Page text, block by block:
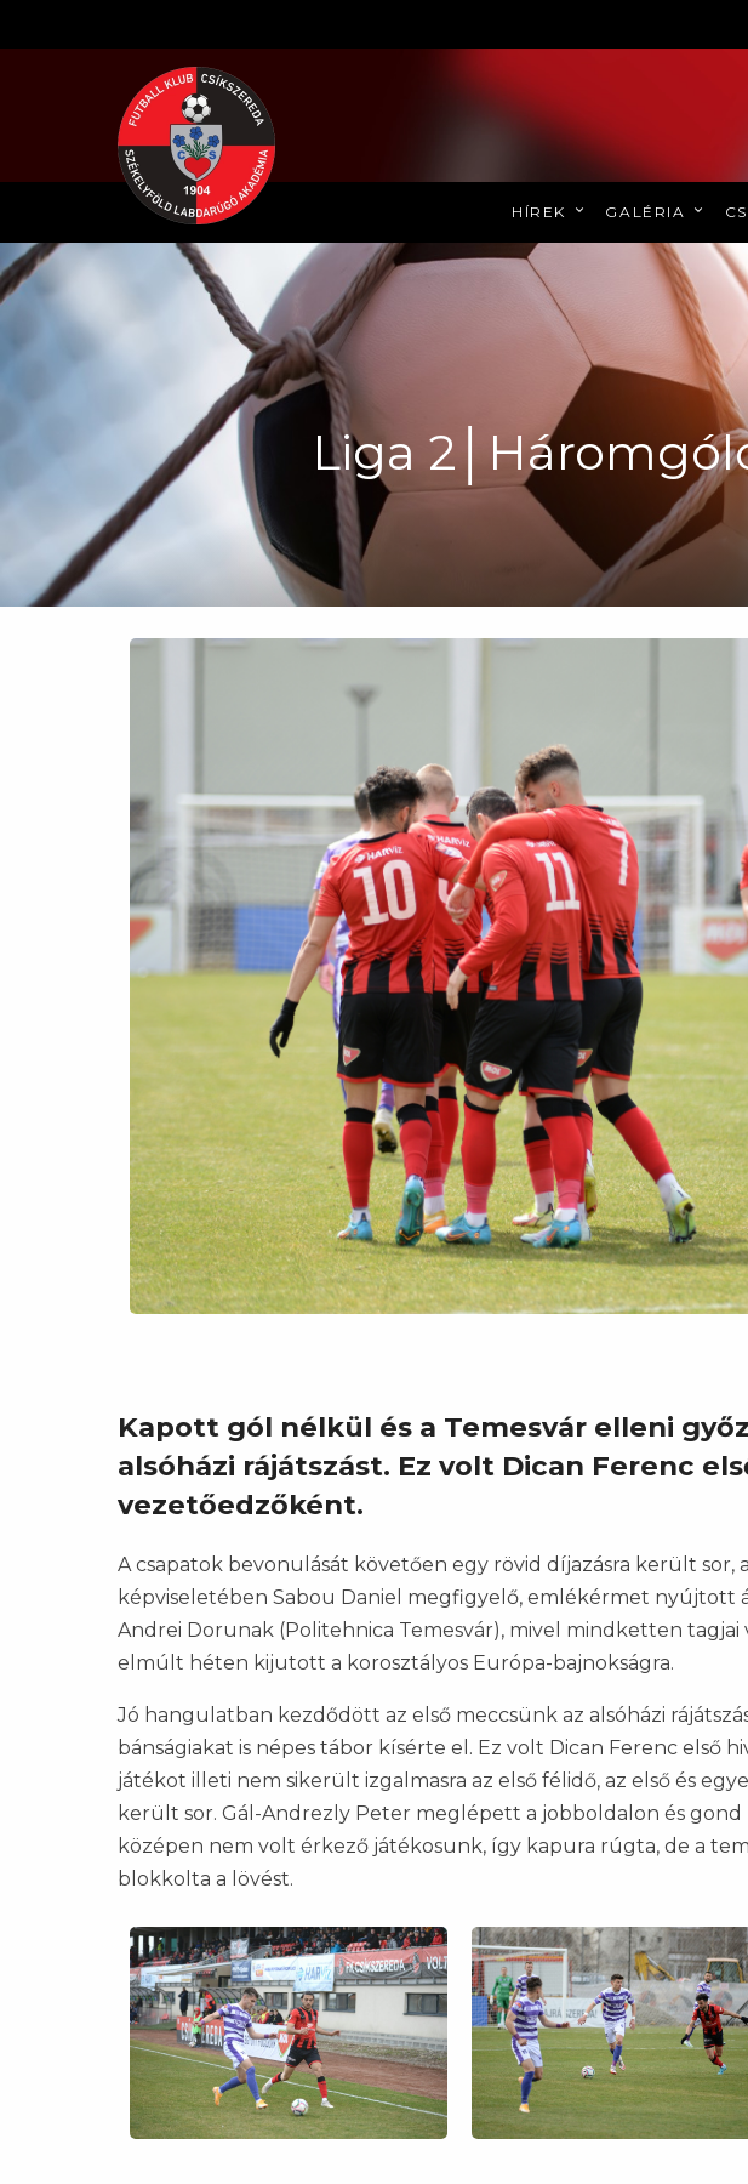
HÍREK GALÉRIA
Liga
Kapott gól nélkül és a Temesvár elleni
alsóházi rájátszást. Ez volt Dican Ferenc
vezetőedzőként.
A csapatok bevonulását követően egy rövid díjazásra került sor,
képviseletében Sabou Daniel megfigyelő, emlékérmet nyújtott
Andrei Dorunak (Politehnica Temesvár), mivel mindketten tagjai
elmúlt héten kijutott a korosztályos Európa-bajnokságra.
Jó hangulatban kezdődött az első meccsünk az alsóházi
bánságiakat is népes tábor kísérte el. Ez volt Dican Ferenc első
játékot illeti nem sikerült izgalmasra az első félidő, az első és
került sor. Gál-Andrezly Peter meglépett a jobboldalon és
középen nem volt érkező játékosunk, így kapura rúgta, de a
blokkolta a lövést.